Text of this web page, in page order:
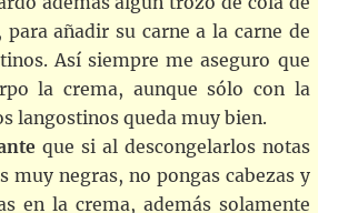
para añadir su carne a la carne de
Así siempre me aseguro que
la crema, aunque sólo con la
langostinos queda muy bien.
que si al descongelarlos notas
muy negras, no pongas cabezas y
en la crema, además solamente